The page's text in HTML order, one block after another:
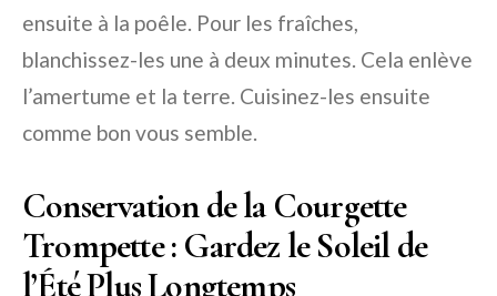
ensuite à la poêle. Pour les fraîches,
blanchissez-les une à deux minutes. Cela enlève
l’amertume et la terre. Cuisinez-les ensuite
comme bon vous semble.
Conservation de la Courgette
Trompette : Gardez le Soleil de
l’Été Plus Longtemps